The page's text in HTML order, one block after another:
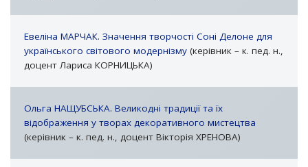
Евеліна МАРЧАК. Значення творчості Соні Делоне для
українського світового модернізму (керівник – к. пед. н.,
доцент Лариса КОРНИЦЬКА)
Ольга НАЩУБСЬКА. Великодні традиції та їх
відображення у творах декоративного мистецтва
(керівник – к. пед. н., доцент Вікторія ХРЕНОВА)